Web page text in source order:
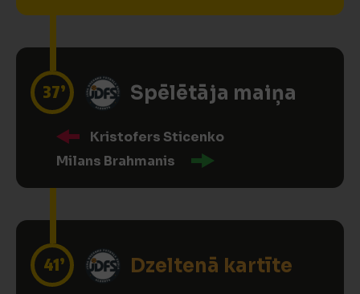
37’ Spēlētāja maiņa
Kristofers Sticenko
Milans Brahmanis
41’ Dzeltenā kartīte